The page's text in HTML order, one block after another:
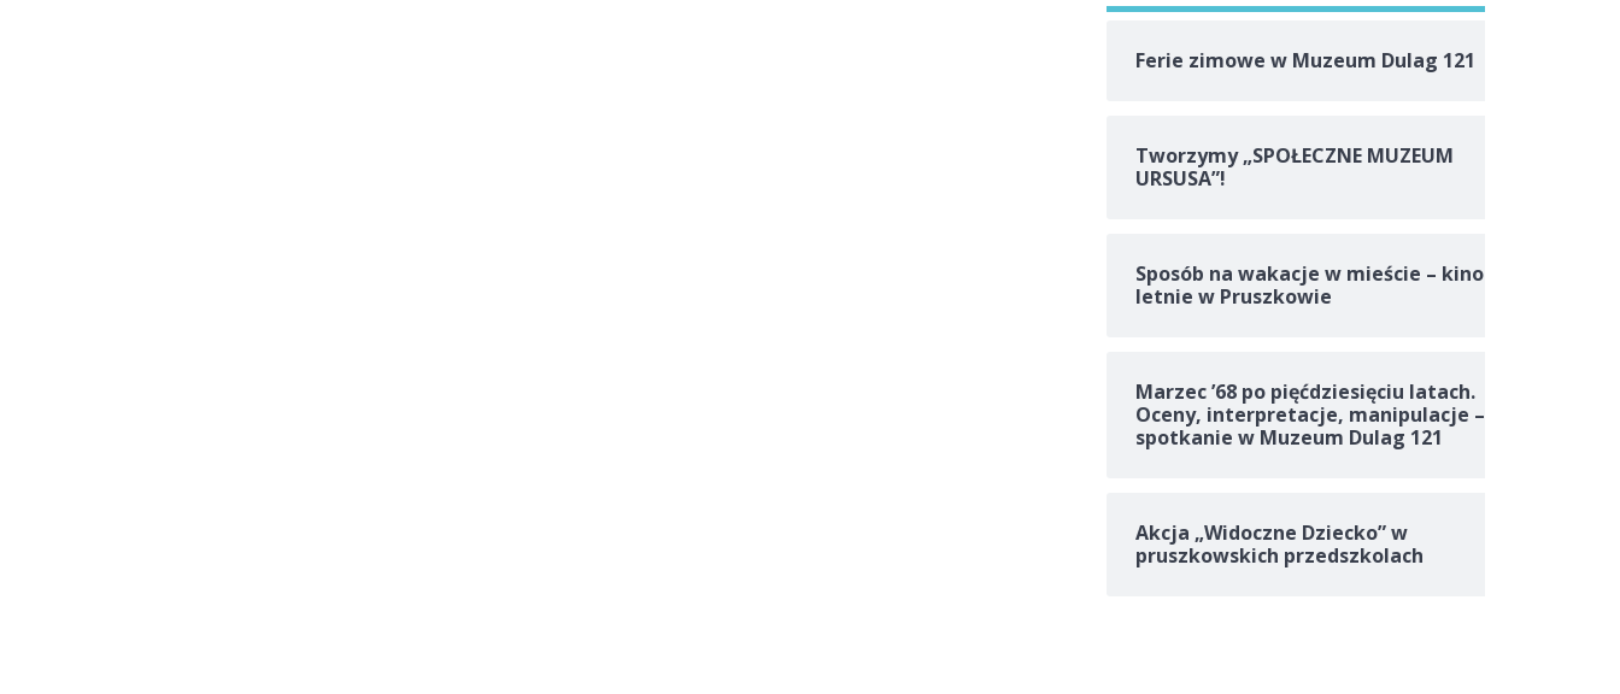
Ferie zimowe w Muzeum Dulag 121
Tworzymy „SPOŁECZNE MUZEUM
URSUSA”!
Sposób na wakacje w mieście – kino
letnie w Pruszkowie
Marzec ’68 po pięćdziesięciu latach.
Oceny, interpretacje, manipulacje –
spotkanie w Muzeum Dulag 121
Akcja „Widoczne Dziecko” w
pruszkowskich przedszkolach